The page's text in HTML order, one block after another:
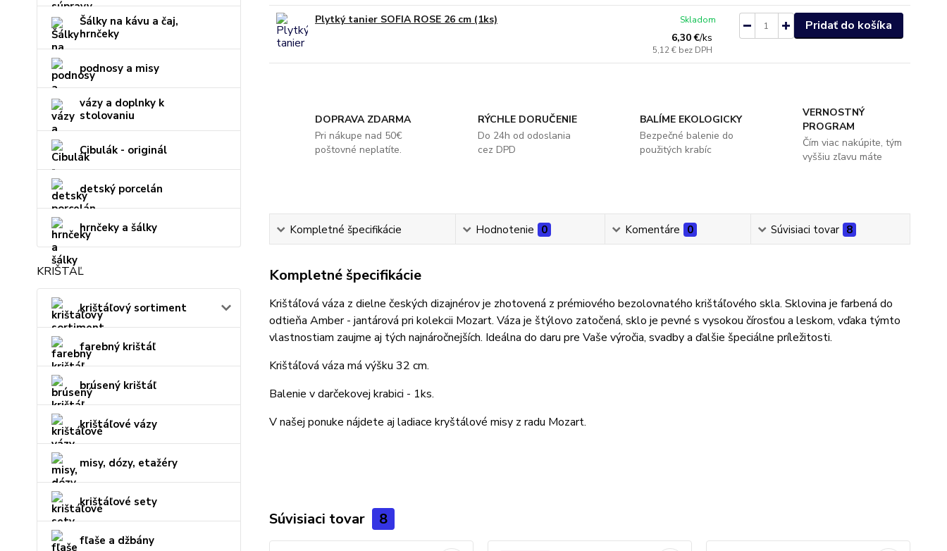
Šálky na kávu a čaj,
hrnčeky
podnosy a misy
vázy a doplnky k
stolovaniu
Cibulák - originál
detský porcelán
hrnčeky a šálky
KRIŠTÁĽ
krištáľový sortiment
farebný krištáľ
brúsený krištáľ
krištáľové vázy
misy, dózy, etažéry
krištáľové sety
fľaše a džbány
Plytký tanier SOFIA ROSE 26 cm (1ks)
6,30 €/ks
5,12 € bez DPH
Skladom Pridať do košíka
DOPRAVA ZDARMA
Pri nákupe nad 50€
poštovné neplatíte.
RÝCHLE DORUČENIE
Do 24h od odoslania
cez DPD
BALÍME EKOLOGICKY
Bezpečné balenie do
použitých krabíc
VERNOSTNÝ
PROGRAM
Čím viac nakúpite, tým
vyššiu zľavu máte
Kompletné špecifikácie Hodnotenie 0 Komentáre 0 Súvisiaci tovar 8
Kompletné špecifikácie
Krištáľová váza z dielne českých dizajnérov je zhotovená z prémiového bezolovnatého krištáľového skla. Sklovina je farbená do
odtieňa Amber - jantárová pri kolekcii Mozart. Váza je štýlovo zatočená, sklo je pevné s vysokou čírosťou a leskom, vďaka týmto
vlastnostiam zaujme aj tých najnáročnejších. Ideálna do daru pre Vaše výročia, svadby a ďalšie špeciálne príležitosti.
Krištáľová váza má výšku 32 cm.
Balenie v darčekovej krabici - 1ks.
V našej ponuke nájdete aj ladiace kryštálové misy z radu Mozart.
Súvisiaci tovar 8